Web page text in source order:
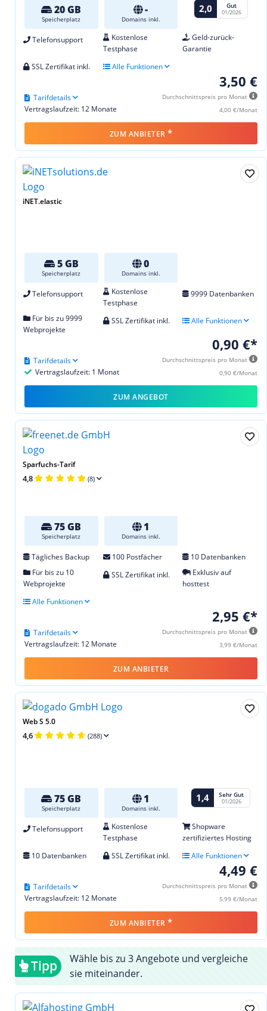
20 GB
Speicherplatz
-
Domains inkl.
2,0 Gut
01/2026
Telefonsupport
Kostenlose
Testphase
Geld-zurück-
Garantie
SSL Zertifikat inkl.
Alle Funktionen
3,50 €
Durchschnittspreis pro Monat
4,00 €/Monat
Vertragslaufzeit: 12 Monate
Tarifdetails
ZUM ANBIETER *
iNET.elastic
5 GB
Speicherplatz
0
Domains inkl.
Telefonsupport
Kostenlose
Testphase
9999 Datenbanken
Für bis zu 9999
Webprojekte
SSL Zertifikat inkl. Alle Funktionen
0,90 €*
Durchschnittspreis pro Monat
0,90 €/Monat
Vertragslaufzeit: 1 Monat
Tarifdetails
ZUM ANGEBOT
Sparfuchs-Tarif
4,8 (8)
75 GB
Speicherplatz
1
Domains inkl.
Tägliches Backup 100 Postfächer
10 Datenbanken
Für bis zu 10
Webprojekte
SSL Zertifikat inkl.
Exklusiv auf
hosttest
Alle Funktionen
2,95 €*
Durchschnittspreis pro Monat
3,99 €/Monat
Vertragslaufzeit: 12 Monate
Tarifdetails
ZUM ANBIETER
Web S 5.0
4,6 (288)
75 GB
Speicherplatz
1
Domains inkl.
1,4 Sehr Gut
01/2026
Telefonsupport
Kostenlose
Testphase
Shopware
zertifiziertes Hosting
10 Datenbanken
SSL Zertifikat inkl. Alle Funktionen
4,49 €
Durchschnittspreis pro Monat
5,99 €/Monat
Vertragslaufzeit: 12 Monate
Tarifdetails
ZUM ANBIETER *
Tipp
Wähle bis zu 3 Angebote und vergleiche
sie miteinander.